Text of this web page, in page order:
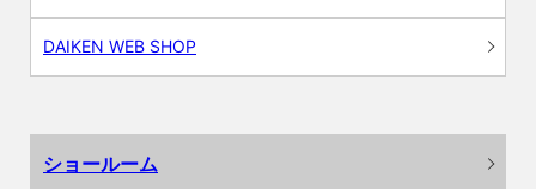
DAIKEN WEB SHOP
ショールーム